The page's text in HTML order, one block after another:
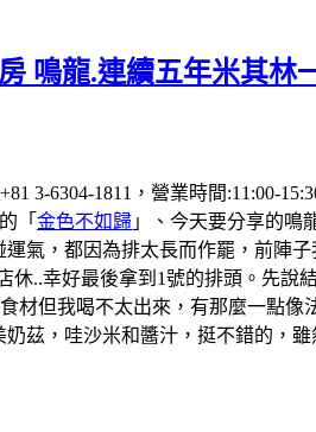
鳴龍.連續五年米其
3-6304-1811，營業時間:11:00-
「 金色不如歸 」、今天要分享的鳴
氣，都因為排太長而作罷，前陣子
..幸好最後拿到1號的排頭。先
材但我喝不太出來，有那麼一點
茲，哇沙米和醬汁，挺不錯的，